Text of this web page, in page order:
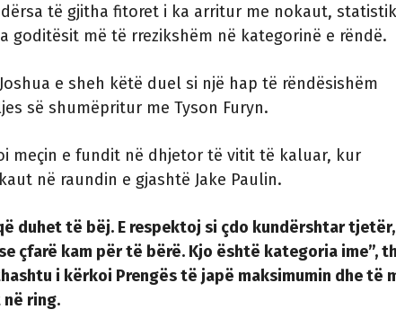
të gjitha fitoret i ka arritur me nokaut,
goditësit më të rrezikshëm në kategorinë e rëndë.
e sheh këtë duel si një hap të rëndësishëm
së shumëpritur me Tyson Furyn.
meçin e fundit në dhjetor të vitit të kaluar, kur
në raundin e gjashtë Jake Paulin.
duhet të bëj. E respektoj si çdo kundërshtar
çfarë kam për të bërë. Kjo është kategoria ime”,
i kërkoi Prengës të japë maksimumin dhe të
ring.